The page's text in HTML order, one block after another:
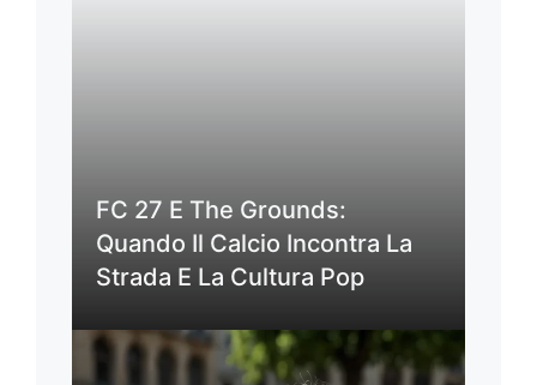
FC 27 E The Grounds:
Quando Il Calcio Incontra La
Strada E La Cultura Pop